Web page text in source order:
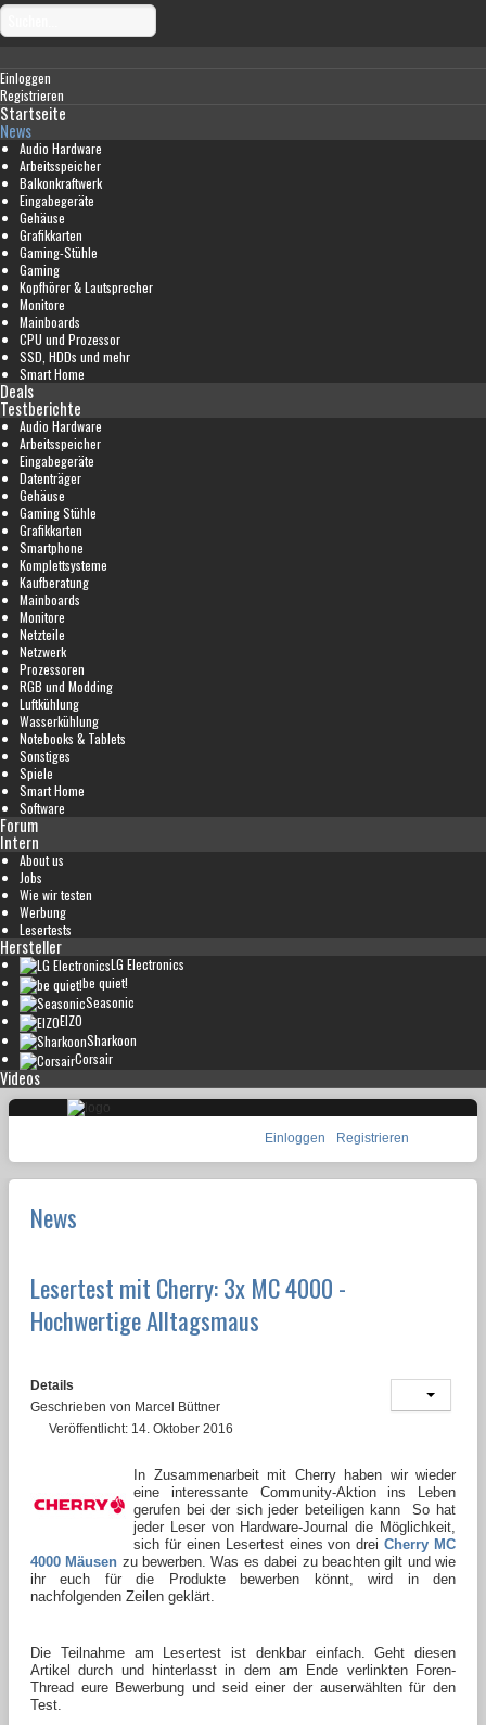
Einloggen
Registrieren
Startseite
News
Audio Hardware
Arbeitsspeicher
Balkonkraftwerk
Eingabegeräte
Gehäuse
Grafikkarten
Gaming-Stühle
Gaming
Kopfhörer & Lautsprecher
Monitore
Mainboards
CPU und Prozessor
SSD, HDDs und mehr
Smart Home
Deals
Testberichte
Audio Hardware
Arbeitsspeicher
Eingabegeräte
Datenträger
Gehäuse
Gaming Stühle
Grafikkarten
Smartphone
Komplettsysteme
Kaufberatung
Mainboards
Monitore
Netzteile
Netzwerk
Prozessoren
RGB und Modding
Luftkühlung
Wasserkühlung
Notebooks & Tablets
Sonstiges
Spiele
Smart Home
Software
Forum
Intern
About us
Jobs
Wie wir testen
Werbung
Lesertests
Hersteller
LG Electronics
be quiet!
Seasonic
EIZO
Sharkoon
Corsair
Videos
Einloggen Registrieren
News
Lesertest mit Cherry: 3x MC 4000 -
Hochwertige Alltagsmaus
Details
Geschrieben von Marcel Büttner
Veröffentlicht: 14. Oktober 2016
In Zusammenarbeit mit Cherry haben wir wieder
eine interessante Community-Aktion ins Leben
gerufen bei der sich jeder beteiligen kann So hat
jeder Leser von Hardware-Journal die Möglichkeit,
sich für einen Lesertest eines von dreiCherry MC
4000 Mäusen zu bewerben. Was es dabei zu beachten gilt und wie
ihr euch für die Produkte bewerben könnt, wird in den
nachfolgenden Zeilen geklärt.
Die Teilnahme am Lesertest ist denkbar einfach. Geht diesen
Artikel durch und hinterlasst in dem am Ende verlinkten Foren-
Thread eure Bewerbung und seid einer der auserwählten für den
Test.